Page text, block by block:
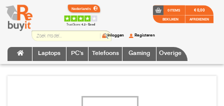
TrustScore:4.2 • Goed
Laptops PC's Telefoons Gaming Overige
Inloggen Registeren
0 ITEMS
BEKIJKEN
€ 0,00
AFREKENEN